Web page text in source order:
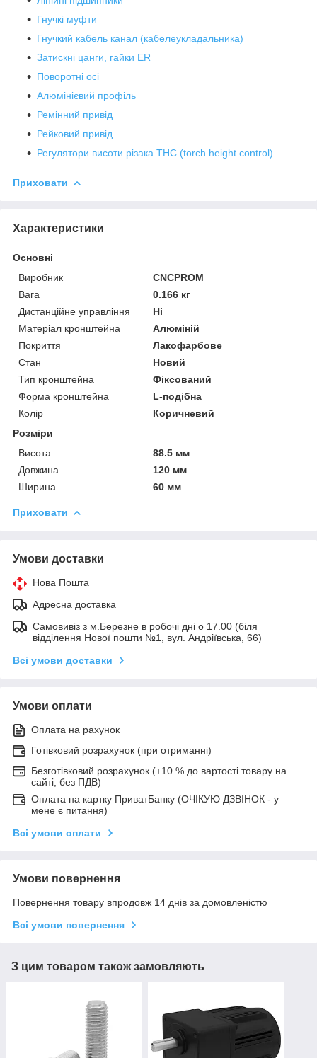
Гнучкі муфти
Гнучкий кабель канал (кабелеукладальника)
Затискні цанги, гайки ER
Поворотні осі
Алюмінієвий профіль
Ремінний привід
Рейковий привід
Регулятори висоти різака THC (torch height control)
Приховати
Характеристики
Основні
Виробник
CNCPROM
Вага
0.166 кг
Дистанційне управління
Ні
Матеріал кронштейна
Алюміній
Покриття
Лакофарбове
Стан
Новий
Тип кронштейна
Фіксований
Форма кронштейна
L-подібна
Колір
Коричневий
Розміри
Висота
88.5 мм
Довжина
120 мм
Ширина
60 мм
Приховати
Умови доставки
Нова Пошта
Адресна доставка
Самовивіз з м.Березне в робочі дні о 17.00 (біля
відділення Нової пошти №1, вул. Андріївська, 66)
Всі умови доставки
Умови оплати
Оплата на рахунок
Готівковий розрахунок (при отриманні)
Безготівковий розрахунок (+10 % до вартості товару на
сайті, без ПДВ)
Оплата на картку ПриватБанку (ОЧІКУЮ ДЗВІНОК - у
мене є питання)
Всі умови оплати
Умови повернення
Повернення товару впродовж 14 днів за домовленістю
Всі умови повернення
З цим товаром також замовляють